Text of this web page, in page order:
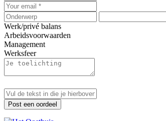
Werk/privé balans
Arbeidsvoorwaarden
Management
Werksfeer
Post een oordeel